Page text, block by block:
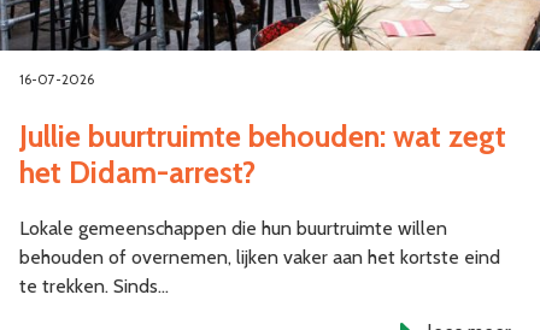
16-07-2026
Jullie buurtruimte behouden: wat zegt
het Didam-arrest?
Lokale gemeenschappen die hun buurtruimte willen
behouden of overnemen, lijken vaker aan het kortste eind
te trekken. Sinds…